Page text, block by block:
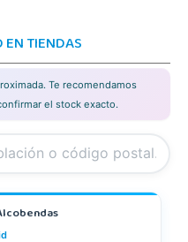
TIENDAS
Te recomendamos
el stock exacto.